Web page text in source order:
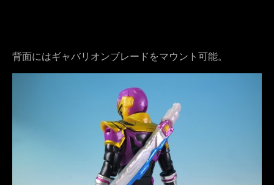
背面にはギャバリオンブレードをマウント可能。